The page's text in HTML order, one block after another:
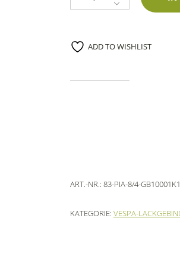
ADD TO WISHLIST
ART.-NR.: 83-PIA-8/4-
KATEGORIE: VESPA-